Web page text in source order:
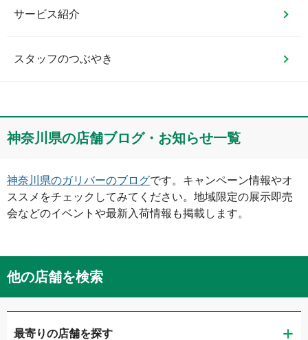
サービス紹介
スタッフのつぶやき
神奈川県の店舗ブログ・お知らせ一覧
神奈川県のガリバーのブログです。キャンペーン情報やオ
ススメをチェックしてみてください。地域限定の展示即売
会などのイベントや最新入荷情報も掲載します。
他の店舗を検索
最寄りの店舗を探す